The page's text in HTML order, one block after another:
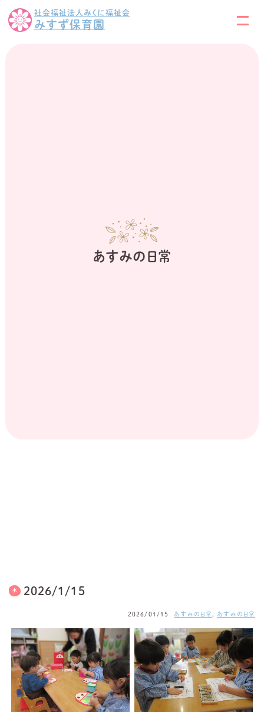
社会福祉法人みくに福祉会
みすず保育園
あすみの日常
2026/1/15
2026/01/15 あすみの日常 , あすみの日常